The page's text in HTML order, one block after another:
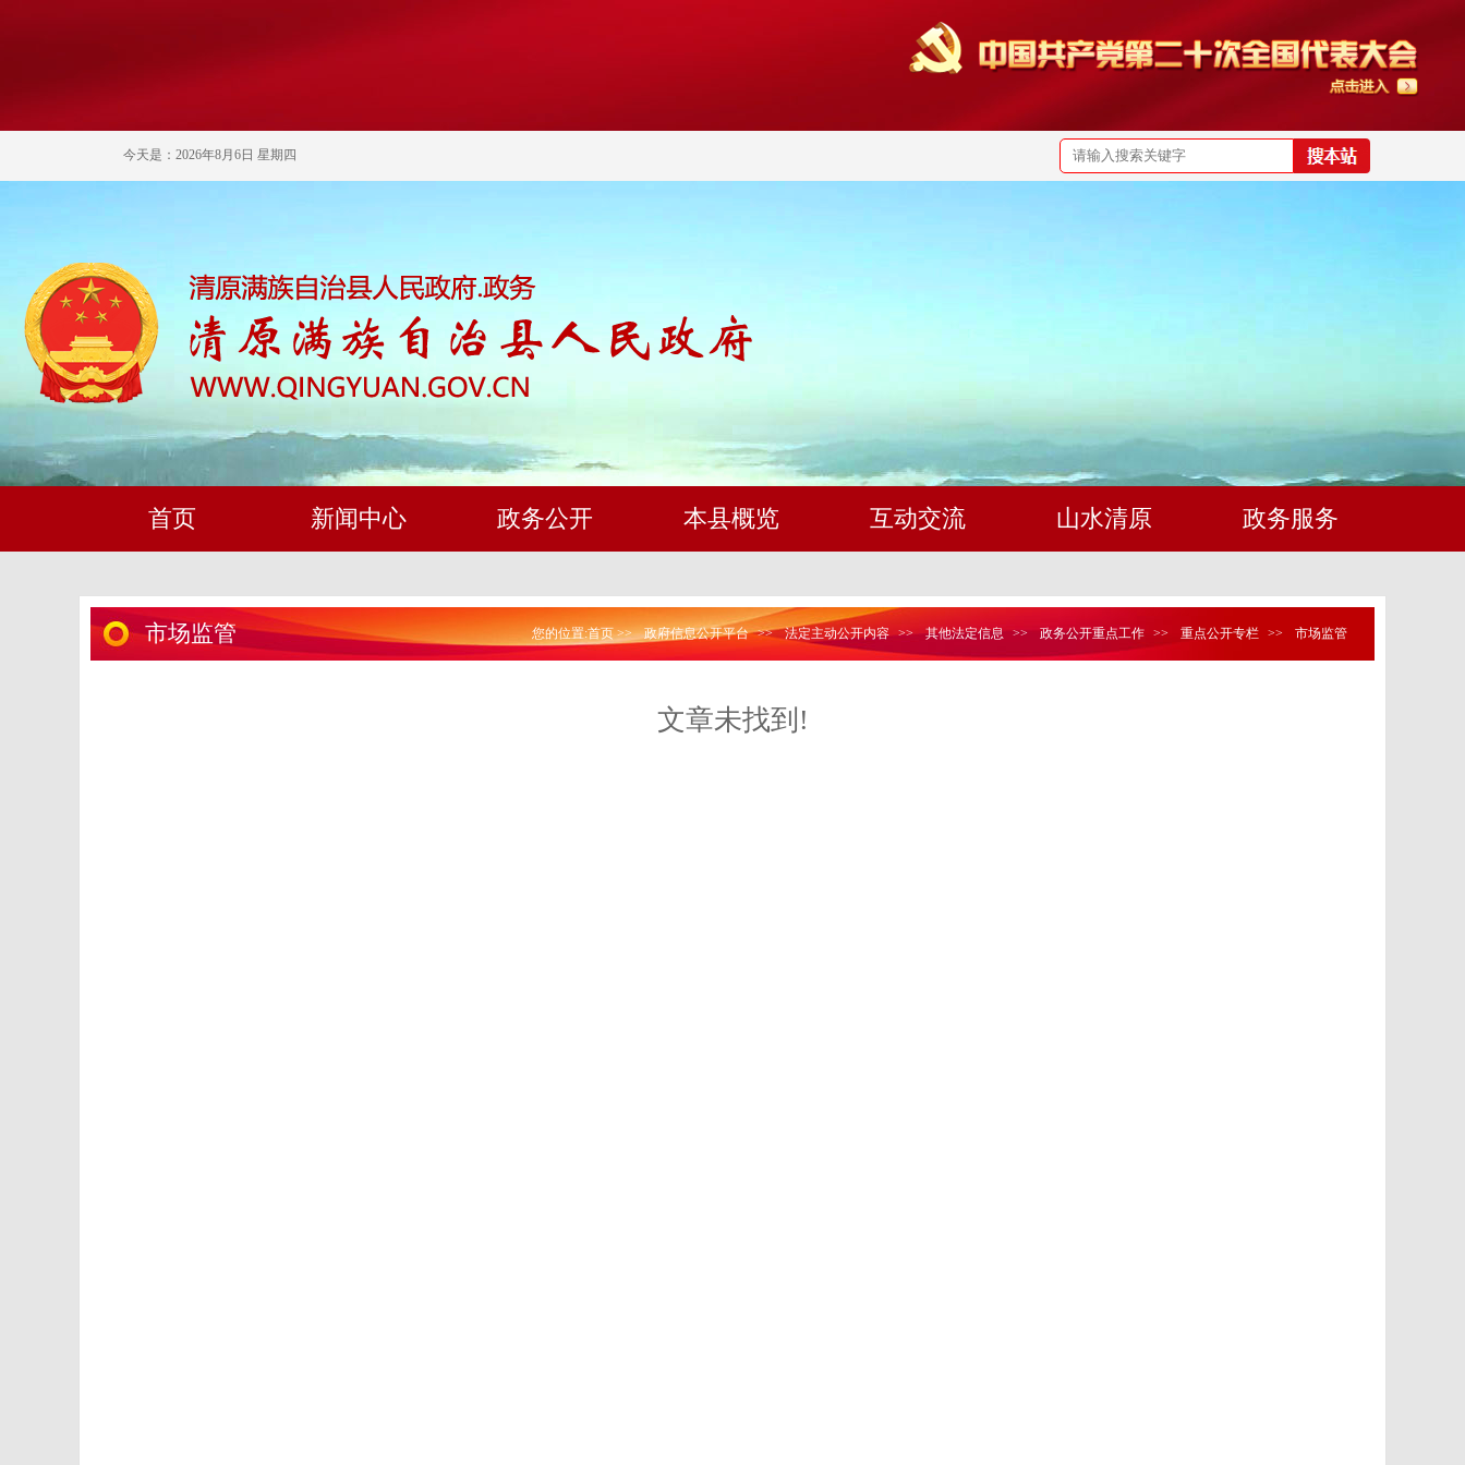
今天是：2026年8月6日 星期四
首页 新闻中心 政务公开 本县概览 互动交流 山水清原 政务服务
市场监管 您的位置:首页>> 政府信息公开平台 >> 法定主动公开内容 >> 其他法定信息 >> 政务公开重点工作 >> 重点公开专栏 >> 市场监管
文章未找到!